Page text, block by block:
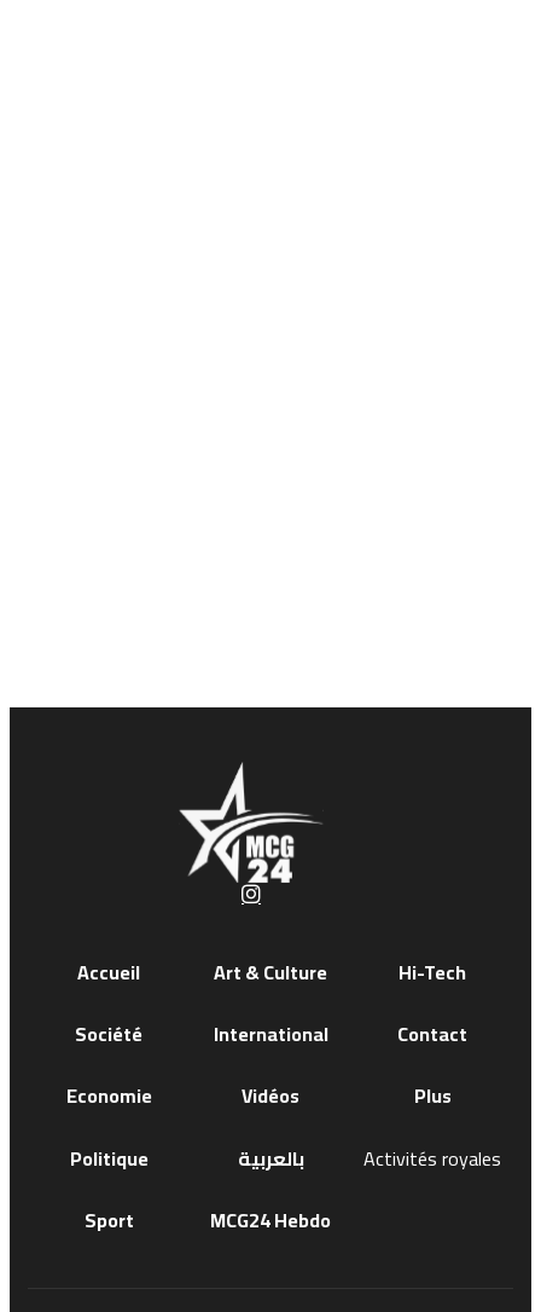
Accueil
Société
Economie
Politique
Sport
Art & Culture
International
Vidéos
بالعربية
MCG24 Hebdo
Hi-Tech
Contact
Plus
Activités royales